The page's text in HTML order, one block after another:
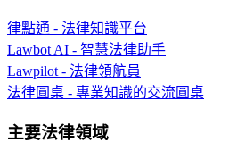
律點通 - 法律知識平台
Lawbot AI - 智慧法律助手
Lawpilot - 法律領航員
法律圓桌 - 專業知識的交流圓桌
主要法律領域